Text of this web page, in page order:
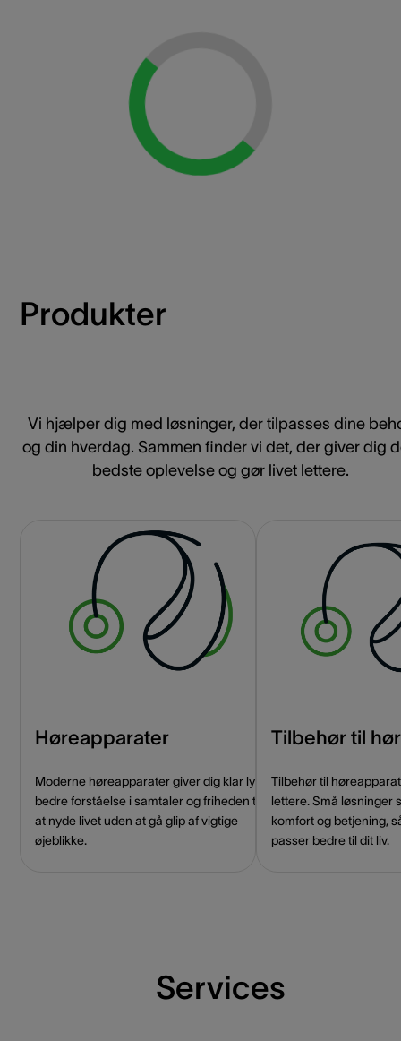
Produkter
Vi hjælper dig med løsninger, der tilpasses dine
og din hverdag. Sammen finder vi det, der giver dig
bedste oplevelse og gør livet lettere.
Høreapparater
Moderne høreapparater giver dig klar lyd,
bedre forståelse i samtaler og friheden til
at nyde livet uden at gå glip af vigtige
øjeblikke.
Tilbehør til
Tilbehør til
lettere. Små løsninger
komfort og betjening,
passer bedre til dit liv.
Services